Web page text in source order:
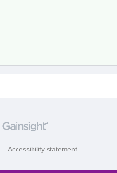
Accessibility statement